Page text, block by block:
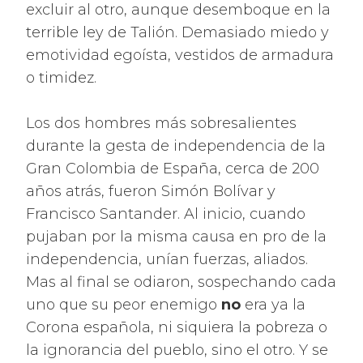
excluir al otro, aunque desemboque en la
terrible ley de Talión. Demasiado miedo y
emotividad egoísta, vestidos de armadura
o timidez.
Los dos hombres más sobresalientes
durante la gesta de independencia de la
Gran Colombia de España, cerca de 200
años atrás, fueron Simón Bolívar y
Francisco Santander. Al inicio, cuando
pujaban por la misma causa en pro de la
independencia, unían fuerzas, aliados.
Mas al final se odiaron, sospechando cada
uno que su peor enemigo no era ya la
Corona española, ni siquiera la pobreza o
la ignorancia del pueblo, sino el otro. Y se